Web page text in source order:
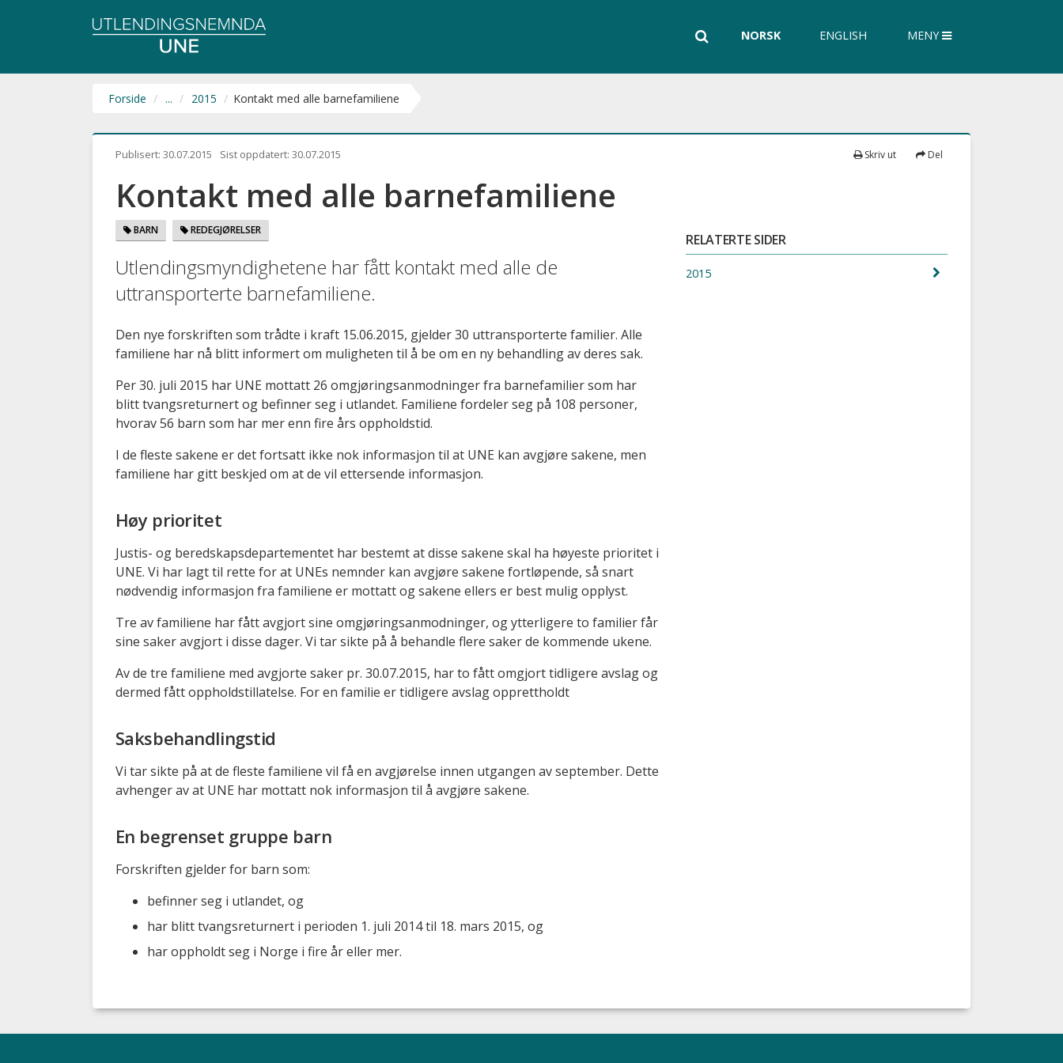
Utlendingsnemnda
UNE
Søk NORSK ENGLISH MENY
Forside ... 2015 Kontakt med alle barnefamiliene
Publisert: 30.07.2015 Sist oppdatert: 30.07.2015 Skriv ut Del
Kontakt med alle barnefamiliene
BARN REDEGJØRELSER
Utlendingsmyndighetene har fått kontakt med alle de
uttransporterte barnefamiliene.
Den nye forskriften som trådte i kraft 15.06.2015, gjelder 30 uttransporterte familier. Alle
familiene har nå blitt informert om muligheten til å be om en ny behandling av deres sak.
Per 30. juli 2015 har UNE mottatt 26 omgjøringsanmodninger fra barnefamilier som har
blitt tvangsreturnert og befinner seg i utlandet. Familiene fordeler seg på 108 personer,
hvorav 56 barn som har mer enn fire års oppholdstid.
I de fleste sakene er det fortsatt ikke nok informasjon til at UNE kan avgjøre sakene, men
familiene har gitt beskjed om at de vil ettersende informasjon.
Høy prioritet
Justis- og beredskapsdepartementet har bestemt at disse sakene skal ha høyeste prioritet i
UNE. Vi har lagt til rette for at UNEs nemnder kan avgjøre sakene fortløpende, så snart
nødvendig informasjon fra familiene er mottatt og sakene ellers er best mulig opplyst.
Tre av familiene har fått avgjort sine omgjøringsanmodninger, og ytterligere to familier får
sine saker avgjort i disse dager. Vi tar sikte på å behandle flere saker de kommende ukene.
Av de tre familiene med avgjorte saker pr. 30.07.2015, har to fått omgjort tidligere avslag og
dermed fått oppholdstillatelse. For en familie er tidligere avslag opprettholdt
Saksbehandlingstid
Vi tar sikte på at de fleste familiene vil få en avgjørelse innen utgangen av september. Dette
avhenger av at UNE har mottatt nok informasjon til å avgjøre sakene.
En begrenset gruppe barn
Forskriften gjelder for barn som:
befinner seg i utlandet, og
har blitt tvangsreturnert i perioden 1. juli 2014 til 18. mars 2015, og
har oppholdt seg i Norge i fire år eller mer.
RELATERTE SIDER
2015